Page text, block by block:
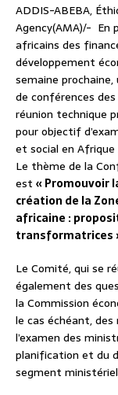
ADDIS-ABEBA,
Agency(AMA)/- En
africains des
développement
semaine prochaine,
de conférences
réunion technique
pour objectif
et social en Afrique
Le thème de la
est « Promouvoir
création de la
africaine :
transformatrices
Le Comité, qui se
également des
la Commission
le cas échéant,
l’examen des
planification et du
segment